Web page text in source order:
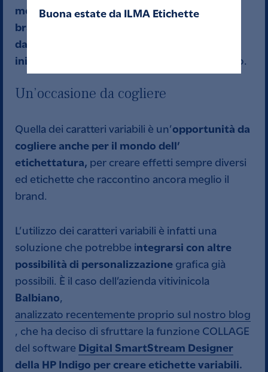
Buona estate da ILMA Etichette
modo ancora più forte la propria identità di
brand
davvero unico, personalizzato e pressoché
inimitabile
anche dal punto di vista tipografico.
Un’occasione da cogliere
Quella dei caratteri variabili è un’opportunità da
cogliere anche per il mondo dell’
etichettatura, per creare effetti sempre diversi
ed etichette che raccontino ancora meglio il
brand.
L’utilizzo dei caratteri variabili è infatti una
soluzione che potrebbe integrarsi con altre
possibilità di personalizzazionegrafica già
possibili. È il caso dell’azienda vitivinicola
Balbiano,
analizzato recentemente proprio sul nostro blog
, che ha deciso di sfruttare la funzione COLLAGE
del software Digital SmartStream Designer
della HP Indigo per creare etichette variabili.